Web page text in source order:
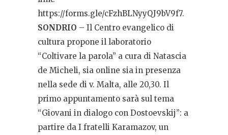
https://forms.gle/cFzhBLNyyQJ9bV9f7.
SONDRIO – Il Centro evangelico di
cultura propone il laboratorio
“Coltivare la parola” a cura di Natascia
de Micheli, sia online sia in presenza
nella sede di v. Malta, alle 20,30. Il
primo appuntamento sarà sul tema
“Giovani in dialogo con Dostoevskij”: a
partire da I fratelli Karamazov, un